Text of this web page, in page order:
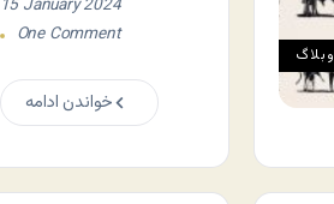
One Comment
خواندن ادامه
وبلاگ